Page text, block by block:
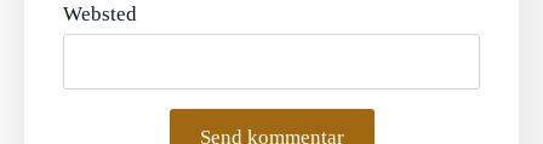
Websted